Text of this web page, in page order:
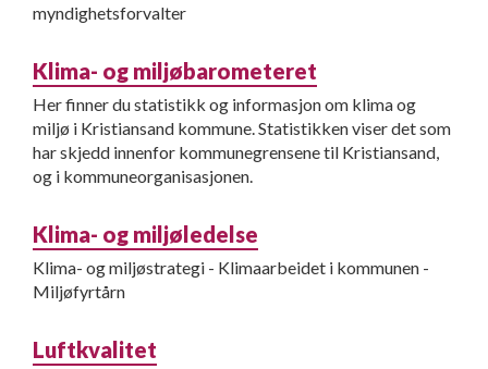
myndighetsforvalter
Klima- og miljøbarometeret
Her finner du statistikk og informasjon om klima og
miljø i Kristiansand kommune. Statistikken viser det som
har skjedd innenfor kommunegrensene til Kristiansand,
og i kommuneorganisasjonen.
Klima- og miljøledelse
Klima- og miljøstrategi - Klimaarbeidet i kommunen -
Miljøfyrtårn
Luftkvalitet